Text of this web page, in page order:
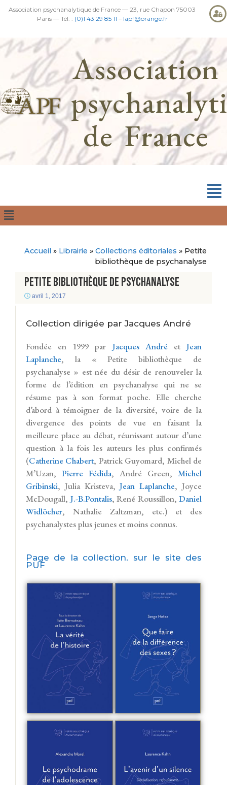
Association psychanalytique de France — 23, rue Chapon 75003
Paris — Tél. : (0)1 43 29 85 11 – lapf@orange.fr
Association
de France
Accueil » Librairie » Collections éditoriales » Petite
bibliothèque de psychanalyse
Petite bibliothèque de psychanalyse
avril 1, 2017
Collection dirigée par Jacques André
Fondée en 1999 par Jacques AndréetJean
Laplanche, la « Petite bibliothèque de
psychanalyse » est née du désir de renouveler la
forme de l’édition en psychanalyse qui ne se
résume pas à son format poche. Elle cherche
d’abord à témoigner de la diversité, voire de la
divergence des points de vue en faisant la
meilleure place au débat, réunissant autour d’une
question à la fois les auteurs les plus confirmés
(Catherine Chabert, Patrick Guyomard, Michel de
M’Uzan, Pierre Fédida, André Green, Michel
Gribinski, Julia Kristeva,Jean Laplanche, Joyce
McDougall, J.-B.Pontalis, René Roussillon, Daniel
Widlöcher, Nathalie Zaltzman, etc.) et des
psychanalystes plus jeunes et moins connus.
Page de la collection. sur le site des
PUF